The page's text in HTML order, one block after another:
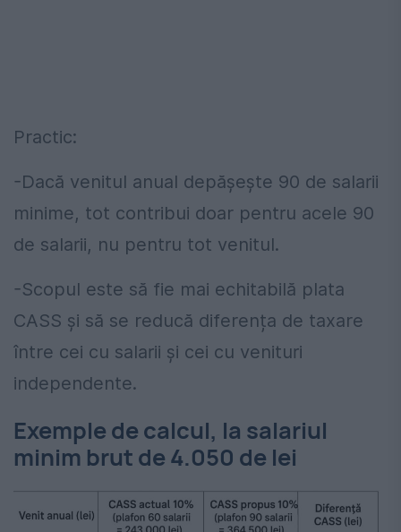
Practic:
-Dacă venitul anual depășește 90 de salarii
minime, tot contribui doar pentru acele 90
de salarii, nu pentru tot venitul.
-Scopul este să fie mai echitabilă plata
CASS și să se reducă diferența de taxare
între cei cu salarii și cei cu venituri
independente.
Exemple de calcul, la salariul
minim brut de 4.050 de lei